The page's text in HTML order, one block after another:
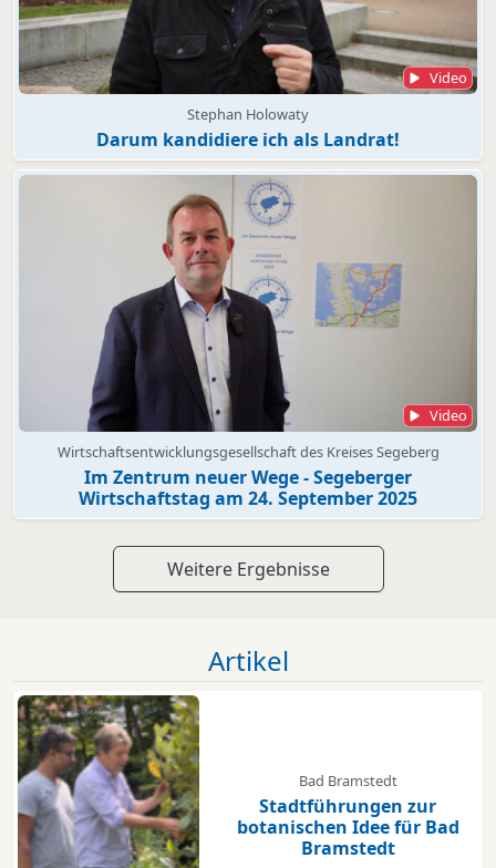
Video
Stephan Holowaty
Darum kandidiere ich als Landrat!
Video
Wirtschaftsentwicklungsgesellschaft des Kreises Segeberg
Im Zentrum neuer Wege - Segeberger
Wirtschaftstag am 24. September 2025
Weitere Ergebnisse
Artikel
Bad Bramstedt
Stadtführungen zur
botanischen Idee für Bad
Bramstedt